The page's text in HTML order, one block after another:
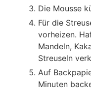
Die Mousse
Für die
vorheizen.
Mandeln,
Streuseln
Auf
Minuten